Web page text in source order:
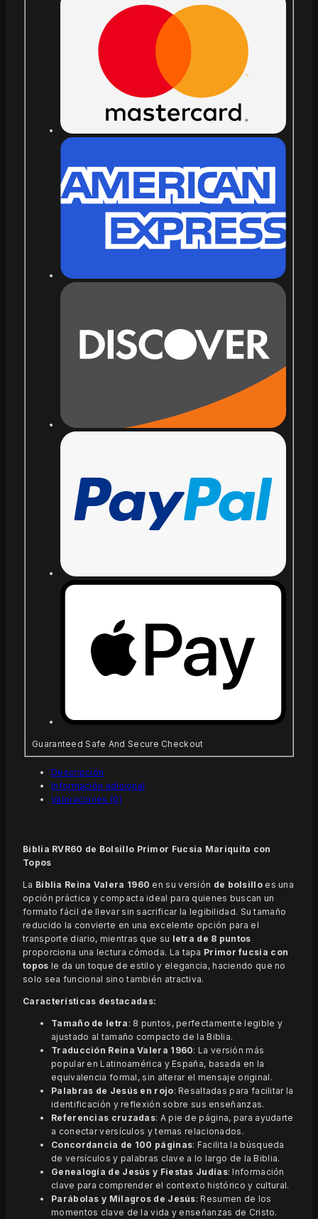
Guaranteed Safe And Secure Checkout
Descripción
Información adicional
Valoraciones (0)
Biblia RVR60 de Bolsillo Primor Fucsia Mariquita con
Topos
La Biblia Reina Valera 1960 en su versión de bolsilloes una
opción práctica y compacta ideal para quienes buscan un
formato fácil de llevar sin sacrificar la legibilidad. Su tamaño
reducido la convierte en una excelente opción para el
transporte diario, mientras que su letra de 8 puntos
proporciona una lectura cómoda. La tapa Primor fucsia con
topos le da un toque de estilo y elegancia, haciendo que no
solo sea funcional sino también atractiva.
Características destacadas:
Tamaño de letra : 8 puntos, perfectamente legible y
ajustado al tamaño compacto de la Biblia.
Traducción Reina Valera 1960: La versión más
popular en Latinoamérica y España, basada en la
equivalencia formal, sin alterar el mensaje original.
Palabras de Jesús en rojo: Resaltadas para facilitar la
identificación y reflexión sobre sus enseñanzas.
Referencias cruzadas: A pie de página, para ayudarte
a conectar versículos y temas relacionados.
Concordancia de 100 páginas: Facilita la búsqueda
de versículos y palabras clave a lo largo de la Biblia.
Genealogía de Jesús y Fiestas Judías: Información
clave para comprender el contexto histórico y cultural.
Parábolas y Milagros de Jesús: Resumen de los
momentos clave de la vida y enseñanzas de Cristo.